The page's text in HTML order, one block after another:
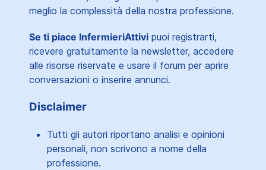
meglio la complessità della nostra professione.
Se ti piace InfermieriAttivi puoi registrarti,
ricevere gratuitamente la newsletter, accedere
alle risorse riservate e usare il forum per aprire
conversazioni o inserire annunci.
Disclaimer
Tutti gli autori riportano analisi e opinioni
personali, non scrivono a nome della
professione.